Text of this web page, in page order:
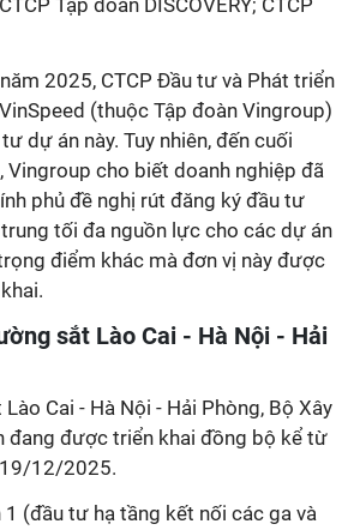
Tập đoàn DISCOVERY; CTCP
2025, CTCP Đầu tư và Phát triển
(thuộc Tập đoàn Vingroup)
dự án này. Tuy nhiên, đến cuối
Vingroup cho biết doanh nghiệp đã
phủ đề nghị rút đăng ký đầu tư
tối đa nguồn lực cho các dự án
điểm khác mà đơn vị này được
sắt Lào Cai - Hà Nội - Hải
Cai - Hà Nội - Hải Phòng, Bộ Xây
đang được triển khai đồng bộ kể từ
12/2025.
1 (đầu tư hạ tầng kết nối các ga và